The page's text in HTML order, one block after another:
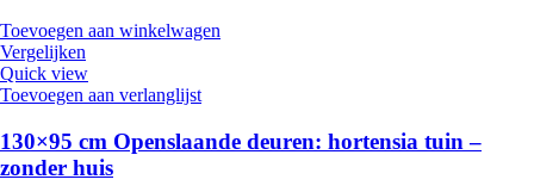
Toevoegen aan winkelwagen
Vergelijken
Quick view
Toevoegen aan verlanglijst
130×95 cm Openslaande deuren: hortensia tuin –
zonder huis